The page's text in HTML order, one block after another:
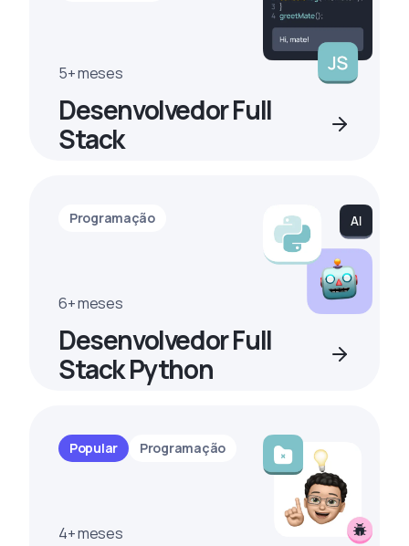
5+ meses
Desenvolvedor Full
Stack
Programação
6+ meses
Desenvolvedor Full
Stack Python
Popular Programação
4+ meses